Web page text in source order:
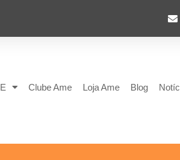
Clube Ame Loja Ame Blog